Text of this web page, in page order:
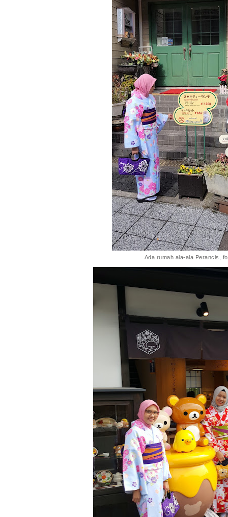
Ada rumah ala-ala Perancis,